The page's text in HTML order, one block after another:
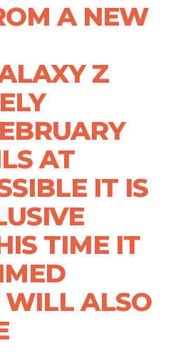
A NEW
Z
AT
IT IS
TIME IT
WILL ALSO